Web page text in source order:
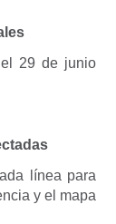
29 de junio
línea para
y el mapa